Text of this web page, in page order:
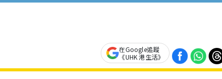
在Google追蹤
《UHK 港生活》